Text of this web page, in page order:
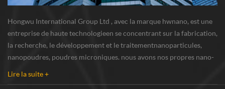
Hongwu International Group Ltd , avec la marque hwnano, est une
entreprise de haute technologieen se concentrant sur la fabrication,
la recherche, le développement et le traitementnanoparticules,
nanopoudres, poudres microniques. nous avons nos propres nano-
Lire la suite +